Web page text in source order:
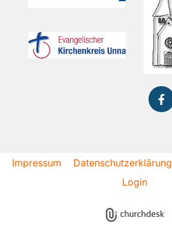
Impressum Datenschutzerklärung
Login